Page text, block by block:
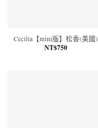
Cecilia【mini版】松香(美國)
NT$750